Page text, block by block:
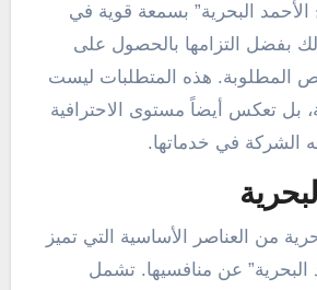
البحرية” بسمعة قوية في
بفضل التزامها بالحصول على
المطلوبة. هذه المتطلبات ليست
بل تعكس أيضاً مستوى الاحترافية
الشركة في خدماتها.
من العناصر الأساسية التي تميز
عن منافسيها. تشمل